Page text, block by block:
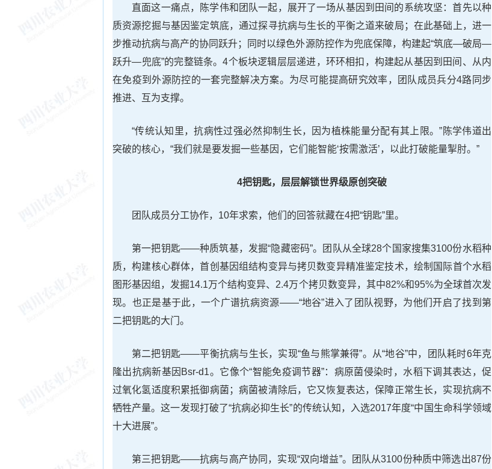
直面这一痛点，陈学伟和团队一起，展开了一场从基因到田间的系统攻坚：首先以种
质资源挖掘与基因鉴定筑底，通过探寻抗病与生长的平衡之道来破局；在此基础上，进一
步推动抗病与高产的协同跃升；同时以绿色外源防控作为兜底保障，构建起“筑底—破局—
跃升—兜底”的完整链条。4个板块逻辑层层递进，环环相扣，构建起从基因到田间、从内
在免疫到外源防控的一套完整解决方案。为尽可能提高研究效率，团队成员兵分4路同步
推进、互为支撑。
“传统认知里，抗病性过强必然抑制生长，因为植株能量分配有其上限。”陈学伟道出
突破的核心，“我们就是要发掘一些基因，它们能智能‘按需激活’，以此打破能量掣肘。”
4把钥匙，层层解锁世界级原创突破
团队成员分工协作，10年求索，他们的回答就藏在4把“钥匙”里。
第一把钥匙——种质筑基，发掘“隐藏密码”。团队从全球28个国家搜集3100份水稻种
质，构建核心群体，首创基因组结构变异与拷贝数变异精准鉴定技术，绘制国际首个水稻
图形基因组，发掘14.1万个结构变异、2.4万个拷贝数变异，其中82%和95%为全球首次发
现。也正是基于此，一个广谱抗病资源——“地谷”进入了团队视野，为他们开启了找到第
二把钥匙的大门。
第二把钥匙——平衡抗病与生长，实现“鱼与熊掌兼得”。从“地谷”中，团队耗时6年克
隆出抗病新基因Bsr-d1。它像个“智能免疫调节器”：病原菌侵染时，水稻下调其表达，促
过氧化氢适度积累抵御病菌；病菌被清除后，它又恢复表达，保障正常生长，实现抗病不
牺牲产量。这一发现打破了“抗病必抑生长”的传统认知，入选2017年度“中国生命科学领域
十大进展”。
第三把钥匙——抗病与高产协同，实现“双向增益”。团队从3100份种质中筛选出87份